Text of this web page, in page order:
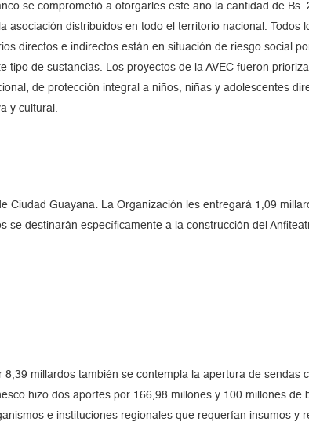
se comprometió a otorgarles este año la cantidad de
asociación distribuidos en todo el territorio nacional.
directos e indirectos están en situación de riesgo social
tipo de sustancias. Los proyectos de la AVEC fueron
de protección integral a niños, niñas y adolescentes
y cultural.
Ciudad Guayana. La Organización les entregará 1,09
se destinarán específicamente a la construcción del
millardos también se contempla la apertura de sendas
hizo dos aportes por 166,98 millones y 100 millones
e instituciones regionales que requerían insumos y